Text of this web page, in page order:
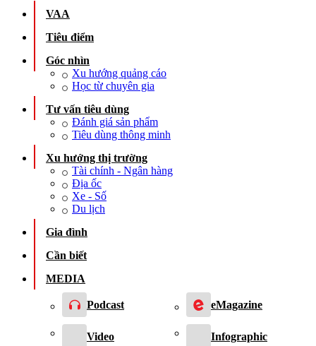
VAA
Tiêu điểm
Góc nhìn
Xu hướng quảng cáo
Học từ chuyên gia
Tư vấn tiêu dùng
Đánh giá sản phẩm
Tiêu dùng thông minh
Xu hướng thị trường
Tài chính - Ngân hàng
Địa ốc
Xe - Số
Du lịch
Gia đình
Cần biết
MEDIA
Podcast eMagazine
Video Infographic